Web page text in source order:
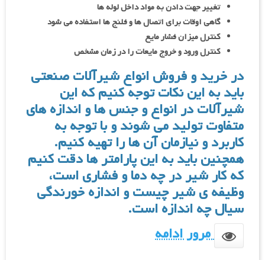
تغییر جهت دادن به مواد داخل لوله ها
گاهی اوقات برای اتصال ها و فلنج ها استفاده می شود
کنترل میزان فشار مایع
کنترل ورود و خروج مایعات را در زمان مشخص
در خرید و فروش انواع شیرآلات صنعتی
باید به این نکات توجه کنیم که این
شیرآلات در انواع و جنس ها و اندازه های
متفاوت تولید می شوند و با توجه به
کاربرد و نیازمان آن ها را تهیه کنیم.
همچنین باید به این پارامتر ها دقت کنیم
که کار شیر در چه دما و فشاری است،
وظیفه ی شیر چیست و اندازه خورندگی
سیال چه اندازه است.
مرور ادامه